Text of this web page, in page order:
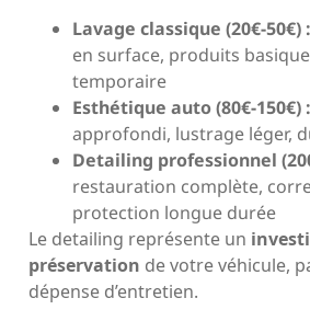
Lavage classique (20€-50€) :
en surface, produits
temporaire
Esthétique auto (80€-150€) :
approfondi, lustrage léger,
Detailing professionnel
restauration complète,
protection longue durée
Le detailing représente un
préservation de votre véhicule,
dépense d’entretien.